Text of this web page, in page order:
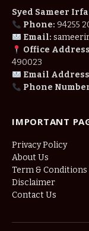
Syed Sameer
Phone: 94255
Email:
Office
490023
Email
Phone
IMPORTANT
Privacy Policy
About Us
Term & Conditions
Disclaimer
Contact Us